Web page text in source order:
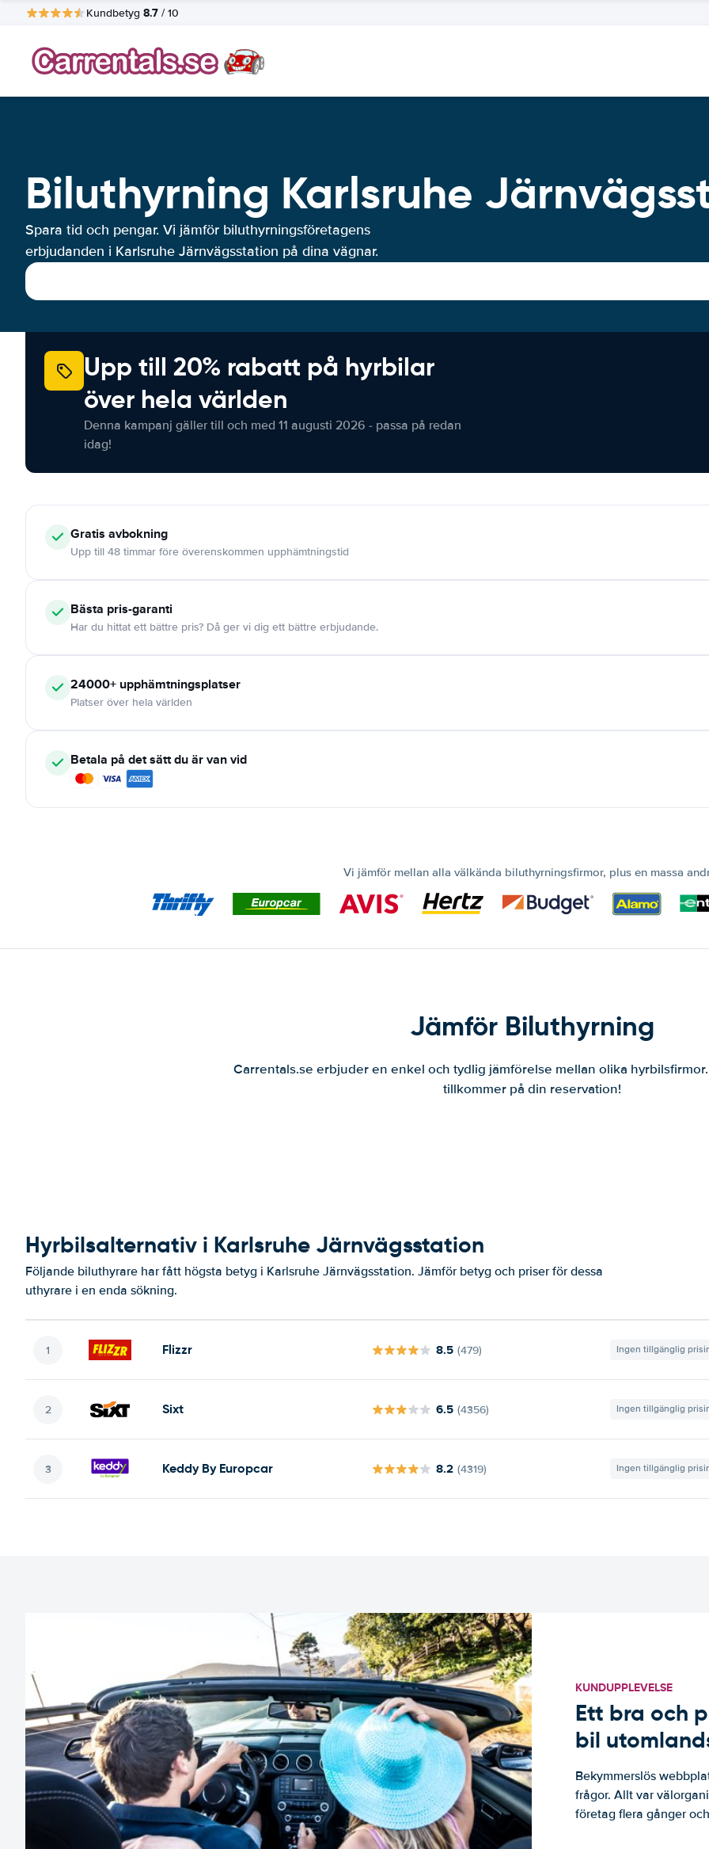
Kundbetyg 8.7 / 10
Biluthyrning Karlsruhe
Spara tid och pengar. Vi jämför biluthyrningsföretagens
erbjudanden i Karlsruhe Järnvägsstation på dina vägnar.
Upp till 20% rabatt på hyrbilar
över hela världen
Denna kampanj gäller till och med 11 augusti 2026 - passa på redan
idag!
Gratis avbokning
Upp till 48 timmar före överenskommen upphämtningstid
Bästa pris-garanti
Har du hittat ett bättre pris? Då ger vi dig ett bättre erbjudande.
24000+ upphämtningsplatser
Platser över hela världen
Betala på det sätt du är van vid
Vi jämför mellan alla välkända biluthyrningsfirmor, plus en massa
Jämför Biluthyrning
Carrentals.se erbjuder en enkel och tydlig jämförelse mellan olika
tillkommer på din reservation!
Hyrbilsalternativ i Karlsruhe Järnvägsstation
Följande biluthyrare har fått högsta betyg i Karlsruhe Järnvägsstation. Jämför betyg och priser för dessa
uthyrare i en enda sökning.
Flizzr 8.5 (479) Ingen tillgänglig
Sixt 6.5 (4356) Ingen tillgänglig
Keddy By Europcar 8.2 (4319) Ingen tillgänglig
KUNDUPPLEVELSE
Ett bra och
bil
Bekymmerslös
frågor. Allt var
företag flera gånger